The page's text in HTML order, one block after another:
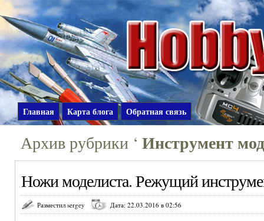
Главная Карта блога Обратная связь
Архив рубрики ‘ Инструмент
Ножи моделиста. Режущий
Разместил sergey Дата: 22.03.2016 в 02:56